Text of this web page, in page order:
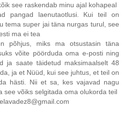
see raskendab minu ajal kohapeal
pangad laenutaotlusi. Kui teil on
tema super jai täna nurgas turul, see
ma ei tea
põhjus, miks ma otsustasin täna
võite pöörduda oma e-posti ning
ja saate täidetud maksimaalselt 48
ja et Nüüd, kui see juhtus, et teil on
hästi. Nii et sa, kes vajavad nagu
see võiks selgitada oma olukorda teil